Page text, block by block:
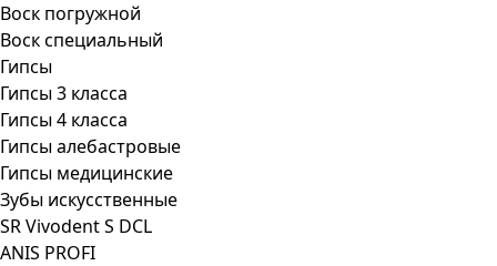
Воск погружной
Воск специальный
Гипсы
Гипсы 3 класса
Гипсы 4 класса
Гипсы алебастровые
Гипсы медицинские
Зубы искусственные
SR Vivodent S DCL
ANIS PROFI